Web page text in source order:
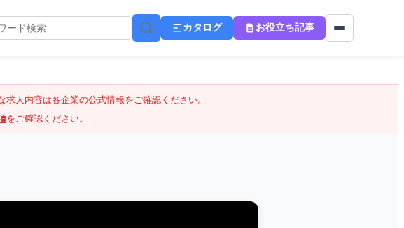
カタログ お役立ち記事
人内容は各企業の公式情報をご確認ください。
をご確認ください。